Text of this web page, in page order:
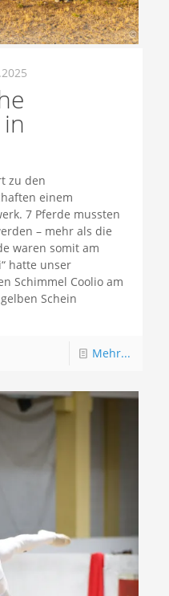
zu den
einem
7 Pferde mussten
– mehr als die
waren somit am
hatte unser
Schimmel Coolio am
Schein
Mehr...